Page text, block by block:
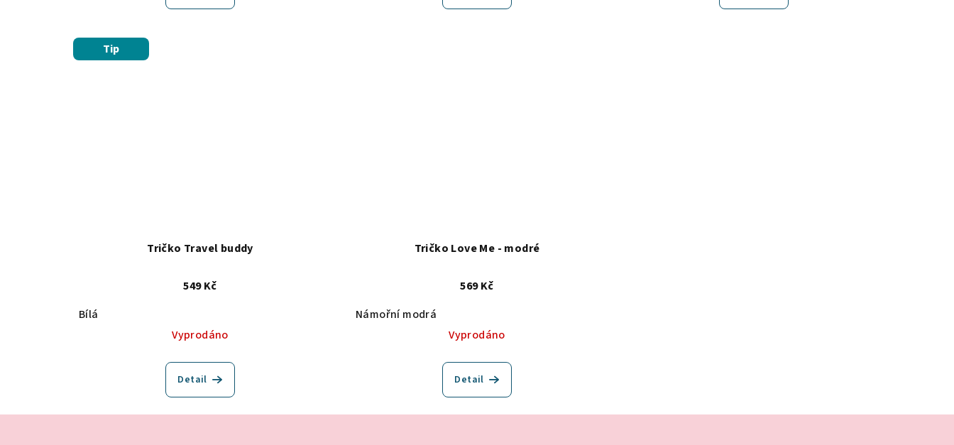
Tip
Tričko Travel buddy
549 Kč
Bílá
Vyprodáno
Detail
Tričko Love Me - modré
569 Kč
Námořní modrá
Vyprodáno
Detail